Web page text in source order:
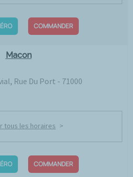
COMMANDER
Macon
Rue Du Port - 71000
tous les horaires
COMMANDER